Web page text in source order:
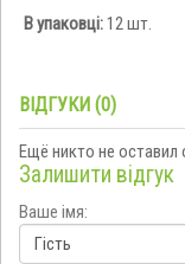
В упаковці:12 шт.
ВІДГУКИ (0)
Ещё никто не оставил
Залишити відгук
Ваше імя: